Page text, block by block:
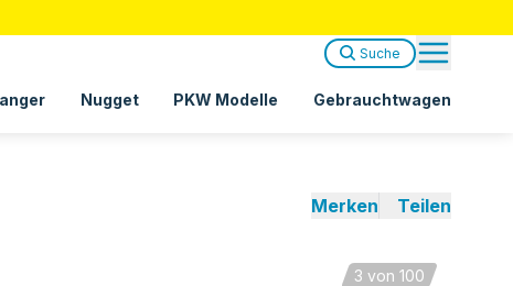
Nugget PKW Modelle Gebrauchtwagen
Suche
Merken Teilen
3 von 100